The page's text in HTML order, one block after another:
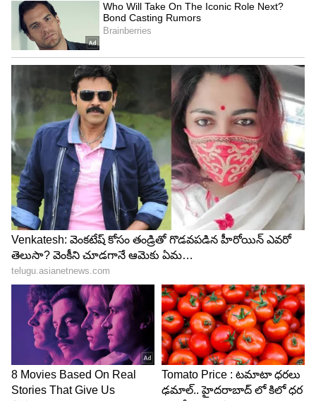
పాత న్యూస్‌పేపర్లతో చేసిన ఫోటో ఫ్రేమ్ ఇది. ఇలాంటి మీ
ఇంటికి క్రియేటివ్ లుక్ ఇస్తుంది. పేపర్ రోల్స్ లేదా డిజైన్లను
ఫ్రేమ్ చుట్టూ అతికించి అందంగా మార్చుకోవచ్చు. ఇందులో
ఫోటోలు పెట్టి ఇంటిని అందంగా మార్చుకోవచ్చు.
5
Image Credit :Chat Gpt
స్టైలిష్ పేపర్ ల్యాంప్ షేడ్
మీ ఇంటికి అందాన్ని తెచ్చే ల్యాంప్ షేడ్
తయారుచేయవచ్చు. పేపర్ కటింగ్స్, డిజైన్లతో చేసిన ఈ
ల్యాంప్ షేడ్, వెలుగులో చాలా అందంగా కనిపిస్తుంది. ఇది
డ్రాయింగ్ రూమ్, బెడ్‌రూమ్ లేదా బాల్కనీ అందాన్ని రెట్టింపు
చేస్తుంది. ఒక్కసారి దీన్ని తయారుచేసి చూడండి.. ఎంతో
అందంగా ఉంటుంది.